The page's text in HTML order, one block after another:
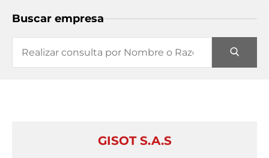
Buscar empresa
GISOT S.A.S